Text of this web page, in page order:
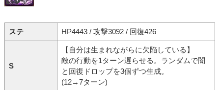
ステ HP4443 / 攻撃3092 / 回復426
S
【自分は生まれながらに欠陥している】
敵の行動を1ターン遅らせる。ランダムで闇
と回復ドロップを3個ずつ生成。
(12→7ターン)